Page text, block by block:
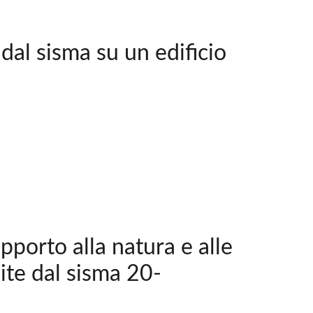
sisma su un edificio
alla natura e alle
dal sisma 20-